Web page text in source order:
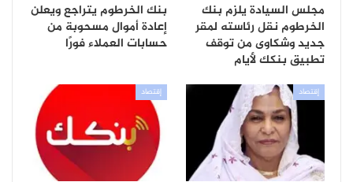
مجلس السيادة يلزم بنك
الخرطوم نقل رئاسته لمقر
جديد وشكاوى من توقف
تطبيق بنكك لأيام
بنك الخرطوم يتراجع ويعلن
إعادة أموال مسحوبة من
حسابات العملاء فورًا
إقتصاد إقتصاد